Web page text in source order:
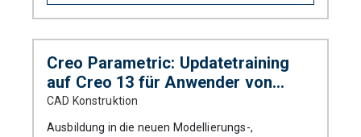
Creo Parametric: Updatetraining
auf Creo 13 für Anwender von
Versionen älter als Creo 7
CAD Konstruktion
Ausbildung in die neuen Modellierungs-,